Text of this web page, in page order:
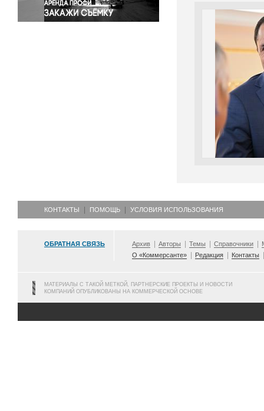
КОНТАКТЫ ПОМОЩЬ УСЛОВИЯ ИСПОЛЬЗОВАНИЯ
ОБРАТНАЯ СВЯЗЬ Архив Авторы Темы Справочники
О «Коммерсанте»
Редакция Контакты
МАТЕРИАЛЫ С ТАКОЙ МЕТКОЙ, ПАРТНЕРСКИЕ ПРОЕКТЫ И НОВОСТИ
КОМПАНИЙ ОПУБЛИКОВАНЫ НА КОММЕРЧЕСКОЙ ОСНОВЕ